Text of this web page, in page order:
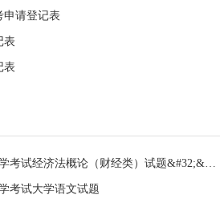
申请登记表
表
表
全国2024年4月自学考试经济法概论（财经类）试题&#32;&#32;
考试大学语文试题